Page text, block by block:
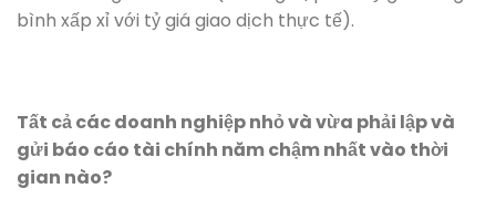
bình xấp xỉ với tỷ giá giao dịch thực tế).
Tất cả các doanh nghiệp nhỏ và vừa phải lập và
gửi báo cáo tài chính năm chậm nhất vào thời
gian nào?